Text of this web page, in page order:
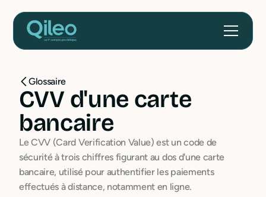
Glossaire
CVV d'une carte
bancaire
Le CVV (Card Verification Value) est un code de
sécurité à trois chiffres figurant au dos d'une carte
bancaire, utilisé pour authentifier les paiements
effectués à distance, notamment en ligne.